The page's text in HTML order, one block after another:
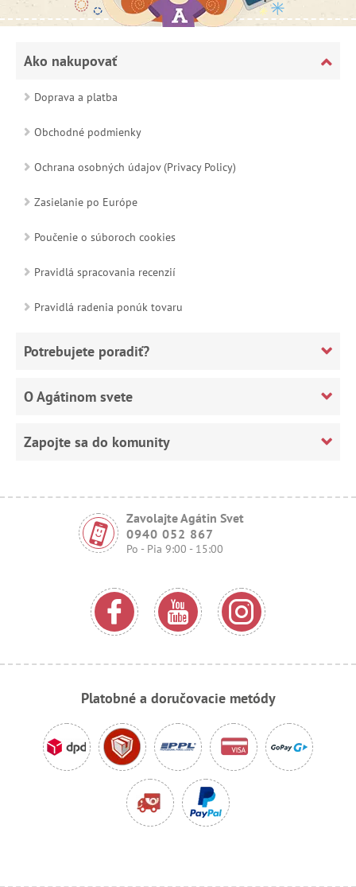
Ako nakupovať
Doprava a platba
Obchodné podmienky
Ochrana osobných údajov (Privacy Policy)
Zasielanie po Európe
Poučenie o súboroch cookies
Pravidlá spracovania recenzií
Pravidlá radenia ponúk tovaru
Potrebujete poradiť?
O Agátinom svete
Zapojte sa do komunity
Zavolajte Agátin Svet
0940 052 867
Po - Pia 9:00 - 15:00
Platobné a doručovacie metódy